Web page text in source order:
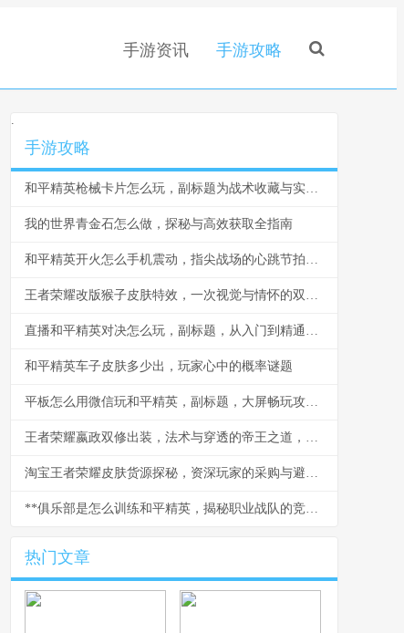
手游资讯 手游攻略
.
手游攻略
和平精英枪械卡片怎么玩，副标题为战术收藏与实战博弈指南
我的世界青金石怎么做，探秘与高效获取全指南
和平精英开火怎么手机震动，指尖战场的心跳节拍副标题
王者荣耀改版猴子皮肤特效，一次视觉与情怀的双重革新，副标题，美猴王新装踏碎凌霄
直播和平精英对决怎么玩，副标题，从入门到精通的心法分享
和平精英车子皮肤多少出，玩家心中的概率谜题
平板怎么用微信玩和平精英，副标题，大屏畅玩攻略与社交技巧
王者荣耀嬴政双修出装，法术与穿透的帝王之道，副标题，双剑合璧掌控中路战场
淘宝王者荣耀皮肤货源探秘，资深玩家的采购与避坑指南
**俱乐部是怎么训练和平精英，揭秘职业战队的竞技之道副标题**
热门文章